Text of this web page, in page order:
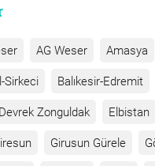
AG Weser Amasya
Sirkeci Balıkesir-Edremit
Devrek Zonguldak Elbistan
Girusun Gürele